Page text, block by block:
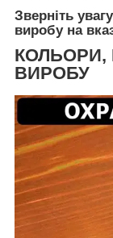
Зверніть
виробу на
КОЛЬОРИ,
ВИРОБУ